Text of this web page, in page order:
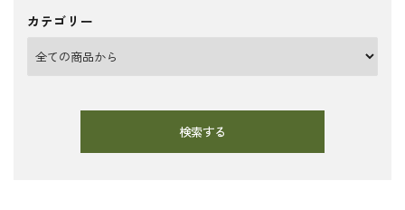
カテゴリー
検索する